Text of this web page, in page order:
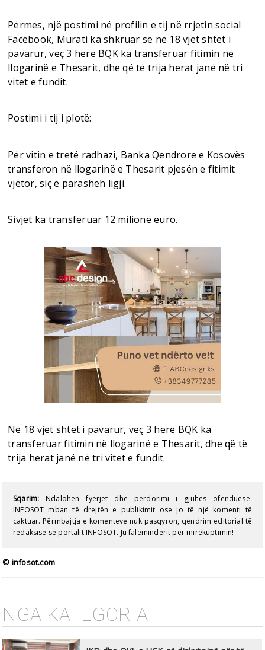
Përmes, një postimi në profilin e tij në rrjetin social
Facebook, Murati ka shkruar se në 18 vjet shtet i
pavarur, veç 3 herë BQK ka transferuar fitimin në
llogarinë e Thesarit, dhe që të trija herat janë në tri
vitet e fundit.
Postimi i tij i plotë:
Për vitin e tretë radhazi, Banka Qendrore e Kosovës
transferon në llogarinë e Thesarit pjesën e fitimit
vjetor, siç e parasheh ligji.
Sivjet ka transferuar 12 milionë euro.
Në 18 vjet shtet i pavarur, veç 3 herë BQK ka
transferuar fitimin në llogarinë e Thesarit, dhe që të
trija herat janë në tri vitet e fundit.
Sqarim: Ndalohen fyerjet dhe përdorimi i gjuhës ofenduese.
INFOSOT mban të drejtën e publikimit ose jo të një komenti të
caktuar. Përmbajtja e komenteve nuk pasqyron, qëndrim editorial të
redaksisë së portalit INFOSOT. Ju faleminderit për mirëkuptimin!
© infosot.com
NGA KATEGORIA